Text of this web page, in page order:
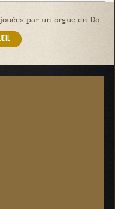
par un orgue en Do.